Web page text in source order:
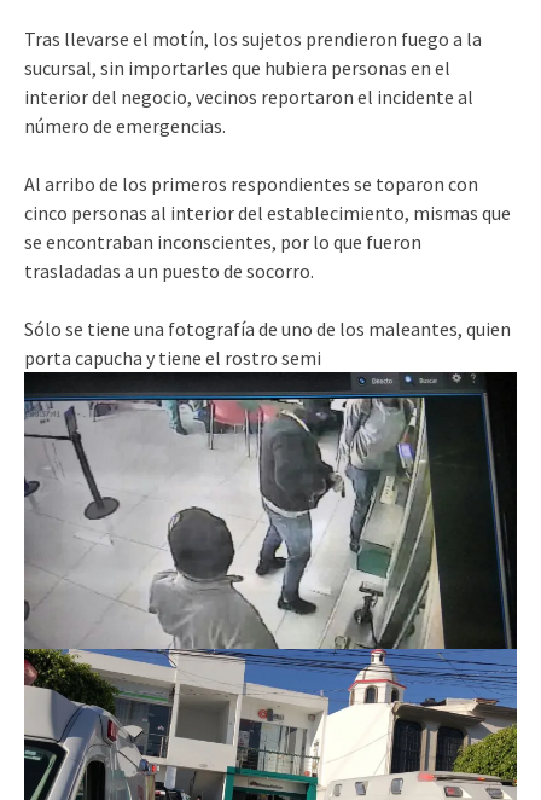
Tras llevarse el motín, los sujetos prendieron fuego a la
sucursal, sin importarles que hubiera personas en el
interior del negocio, vecinos reportaron el incidente al
número de emergencias.
Al arribo de los primeros respondientes se toparon con
cinco personas al interior del establecimiento, mismas que
se encontraban inconscientes, por lo que fueron
trasladadas a un puesto de socorro.
Sólo se tiene una fotografía de uno de los maleantes, quien
porta capucha y tiene el rostro semi